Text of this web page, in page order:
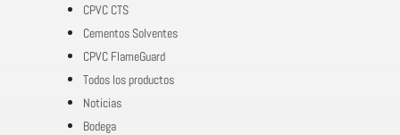
CPVC CTS
Cementos Solventes
CPVC FlameGuard
Todos los productos
Noticias
Bodega